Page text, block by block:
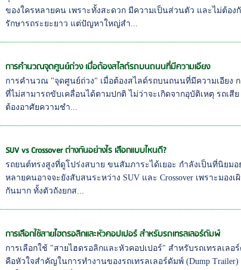
ของใครหลายคน เพราะทั้งสะดวก มีความเป็นส่วนตัว และไม่ต้องกั
รักษารถระยะยาว แต่ปัญหาใหญ่สำ...
การคำนวณจุดศูนย์ถ่วง เมื่อต้องสไลด์รถบนถนนที่มีความเอียง
การคำนวณ "จุดศูนย์ถ่วง" เมื่อต้องสไลด์รถบนถนนที่มีความเอียง
ที่ไม่สามารถขับเคลื่อนได้ตามปกติ ไม่ว่าจะเกิดจากอุบัติเหตุ รถเสี
ต้องอาศัยความชำ...
SUV vs Crossover ต่างกันอย่างไร เลือกแบบไหนดี?
รถยนต์ทรงสูงที่ดูโปร่งสบาย ขนสัมภาระได้เยอะ กำลังเป็นที่นิยม
หลายคนอาจจะยังสับสนระหว่าง SUV และ Crossover เพราะมอง
กันมาก ทั้งตัวถังยกส...
การเลือกใช้สายไฮดรอลิกและหัวคอปเปอร์ สำหรับรถเทรลเลอร์ดัมพ์
การเลือกใช้ "สายไฮดรอลิกและหัวคอปเปอร์" สำหรับรถเทรลเลอ
คือหัวใจสำคัญในการทำงานของรถเทรลเลอร์ดัมพ์ (Dump